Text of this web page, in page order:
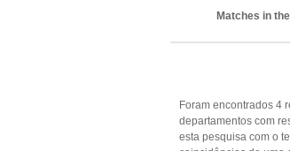
Matches in
Foram encontrados 4
departamentos com
esta pesquisa com o